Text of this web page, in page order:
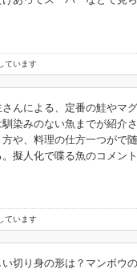
ています
んによる、定番の鮭やマ
馴染みのない魚までが紹介
や、料理の仕方一つがで
擬人化で喋る魚のコメン
ています
い切り身の形は？マンボウ